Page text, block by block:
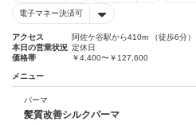
電子マネー決済可
アクセス
阿佐ケ谷駅から410m （徒歩6分）
本日の営業状況 定休日
価格帯
￥4,400〜￥127,600
メニュー
パーマ
髪質改善シルクパーマ